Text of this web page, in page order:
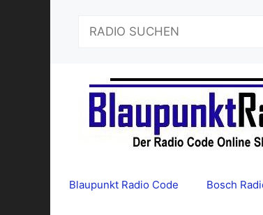
Blaupunkt Radio Code Bosch